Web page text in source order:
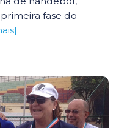
fase do